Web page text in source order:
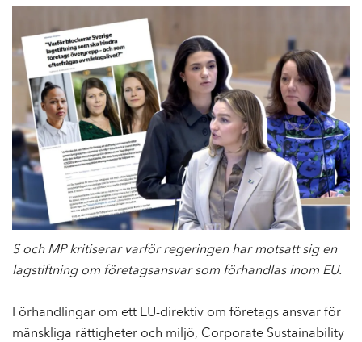
S och MP kritiserar varför regeringen har motsatt sig en
lagstiftning om företagsansvar som förhandlas inom EU.
Förhandlingar om ett EU-direktiv om företags ansvar för
mänskliga rättigheter och miljö, Corporate Sustainability